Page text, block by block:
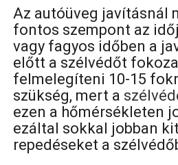
Az autóüveg javításnál
fontos szempont az
vagy fagyos időben a
előtt a szélvédőt
felmelegíteni 10-15
szükség, mert a
ezen a hőmérsékleten
ezáltal sokkal jobban
repedéseket a